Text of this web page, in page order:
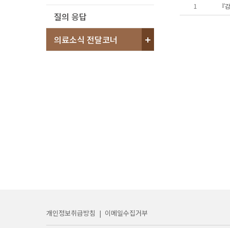
질의 응답
의료소식 전달코너
1 『
개인정보취급방침 | 이메일수집거부